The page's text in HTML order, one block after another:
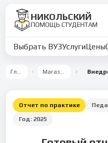
НИКОЛЬСКИЙ
ПОМОЩЬ СТУДЕНТАМ
Выбрать ВУЗУслугиЦены
Главная Магазин работ
Отчет по практике
Год: 2025